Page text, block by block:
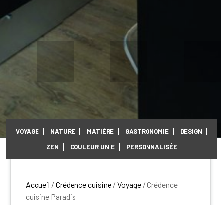
VOYAGE NATURE MATIÈRE GASTRONOMIE
DESIGN
ZEN
COULEUR UNIE PERSONNALISÉE
Accueil /Crédence cuisine /Voyage / Crédence
cuisine Paradis